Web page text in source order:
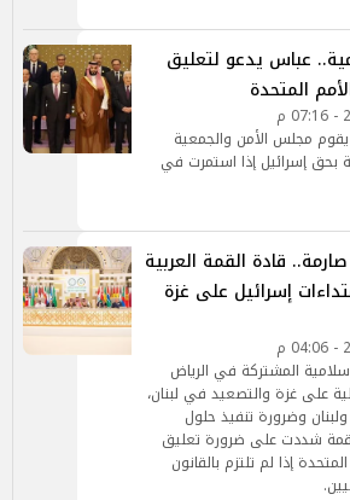
عباس يدعو لتعليق
المتحدة
مجلس الأمن والجمعية
بحق إسرائيل إذا استمرت في
قادة القمة العربية
إسرائيل على غزة
المشتركة في الرياض
على غزة والتصعيد في لبنان،
وضرورة تنفيذ حلول
شددت على ضرورة تعليق
إذا لم تلتزم بالقانون